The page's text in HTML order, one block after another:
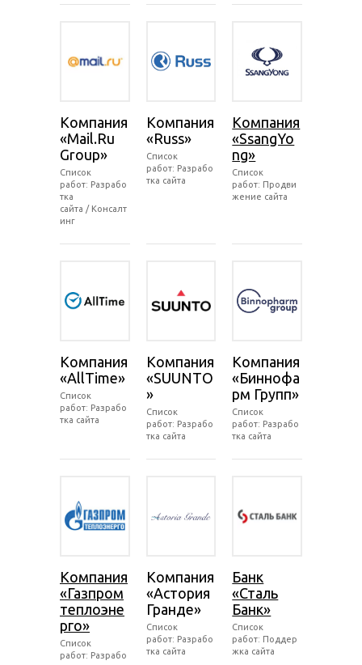
Компания
«Mail.Ru
Group»
Список
работ: Разрабо
тка
сайта / Консалт
инг
Компания
«Russ»
Список
работ: Разрабо
тка сайта
Компания
«SsangYo
ng»
Список
работ: Продви
жение сайта
Компания
«AllTime»
Список
работ: Разрабо
тка сайта
Компания
«SUUNTO
»
Список
работ: Разрабо
тка сайта
Компания
«Биннофа
рм Групп»
Список
работ: Разрабо
тка сайта
Компания
«Газпром
теплоэне
рго»
Список
работ: Разрабо
Компания
«Астория
Гранде»
Список
работ: Разрабо
тка сайта
Банк
«Сталь
Банк»
Список
работ: Поддер
жка сайта